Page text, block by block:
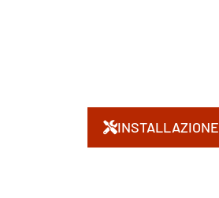
INSTALLAZIONE